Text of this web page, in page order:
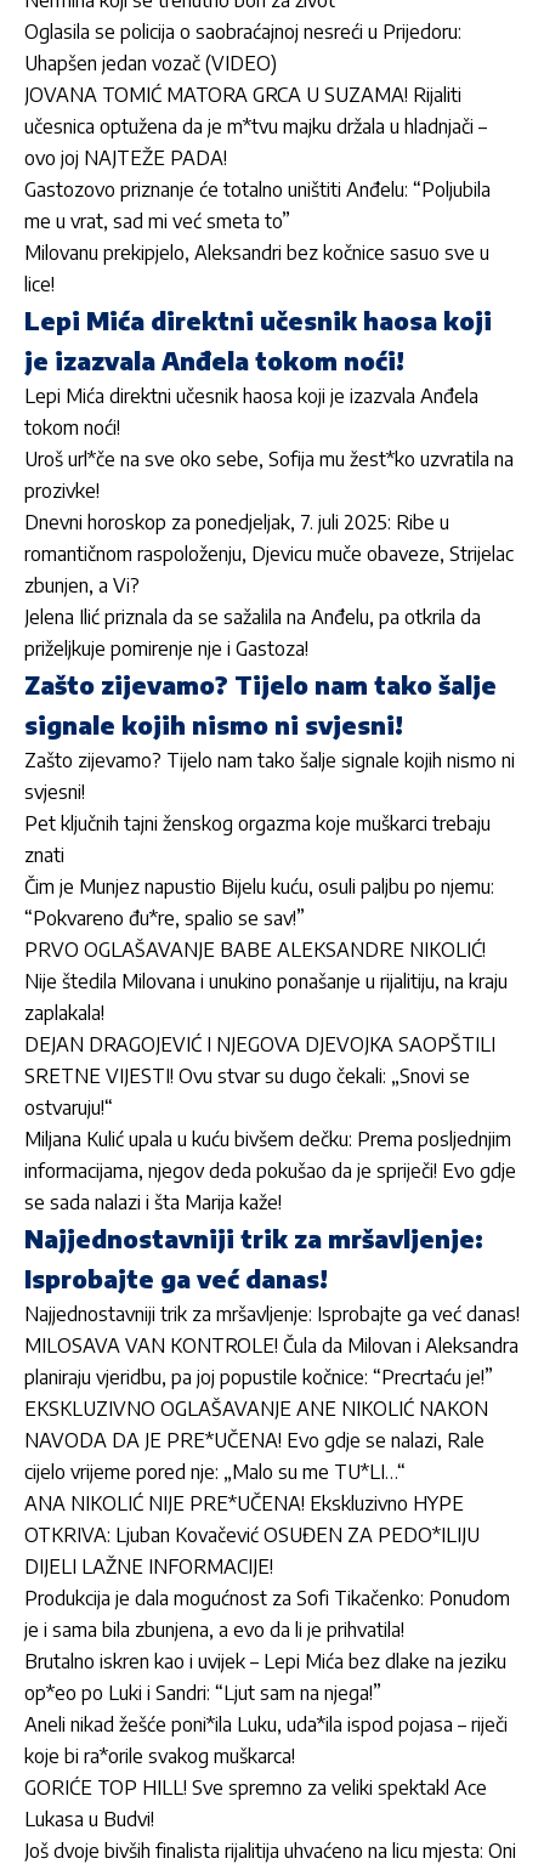
Oglasila se policija o saobraćajnoj nesreći u Prijedoru:
Uhapšen jedan vozač (VIDEO)
JOVANA TOMIĆ MATORA GRCA U SUZAMA! Rijaliti
učesnica optužena da je m*tvu majku držala u hladnjači –
ovo joj NAJTEŽE PADA!
Gastozovo priznanje će totalno uništiti Anđelu: “Poljubila
me u vrat, sad mi već smeta to”
Milovanu prekipjelo, Aleksandri bez kočnice sasuo sve u
lice!
Lepi Mića direktni učesnik haosa koji
je izazvala Anđela tokom noći!
Lepi Mića direktni učesnik haosa koji je izazvala Anđela
tokom noći!
Uroš url*če na sve oko sebe, Sofija mu žest*ko uzvratila na
prozivke!
Dnevni horoskop za ponedjeljak, 7. juli 2025: Ribe u
romantičnom raspoloženju, Djevicu muče obaveze, Strijelac
zbunjen, a Vi?
Jelena Ilić priznala da se sažalila na Anđelu, pa otkrila da
priželjkuje pomirenje nje i Gastoza!
Zašto zijevamo? Tijelo nam tako šalje
signale kojih nismo ni svjesni!
Zašto zijevamo? Tijelo nam tako šalje signale kojih nismo ni
svjesni!
Pet ključnih tajni ženskog orgazma koje muškarci trebaju
znati
Čim je Munjez napustio Bijelu kuću, osuli paljbu po njemu:
“Pokvareno đu*re, spalio se sav!”
PRVO OGLAŠAVANJE BABE ALEKSANDRE NIKOLIĆ!
Nije štedila Milovana i unukino ponašanje u rijalitiju, na kraju
zaplakala!
DEJAN DRAGOJEVIĆ I NJEGOVA DJEVOJKA SAOPŠTILI
SRETNE VIJESTI! Ovu stvar su dugo čekali: „Snovi se
ostvaruju!“
Miljana Kulić upala u kuću bivšem dečku: Prema posljednjim
informacijama, njegov deda pokušao da je spriječi! Evo gdje
se sada nalazi i šta Marija kaže!
Najjednostavniji trik za mršavljenje:
Isprobajte ga već danas!
Najjednostavniji trik za mršavljenje: Isprobajte ga već danas!
MILOSAVA VAN KONTROLE! Čula da Milovan i Aleksandra
planiraju vjeridbu, pa joj popustile kočnice: “Precrtaću je!”
EKSKLUZIVNO OGLAŠAVANJE ANE NIKOLIĆ NAKON
NAVODA DA JE PRE*UČENA! Evo gdje se nalazi, Rale
cijelo vrijeme pored nje: „Malo su me TU*LI…“
ANA NIKOLIĆ NIJE PRE*UČENA! Ekskluzivno HYPE
OTKRIVA: Ljuban Kovačević OSUĐEN ZA PEDO*ILIJU
DIJELI LAŽNE INFORMACIJE!
Produkcija je dala mogućnost za Sofi Tikačenko: Ponudom
je i sama bila zbunjena, a evo da li je prihvatila!
Brutalno iskren kao i uvijek – Lepi Mića bez dlake na jeziku
op*eo po Luki i Sandri: “Ljut sam na njega!”
Aneli nikad žešće poni*ila Luku, uda*ila ispod pojasa – riječi
koje bi ra*orile svakog muškarca!
GORIĆE TOP HILL! Sve spremno za veliki spektakl Ace
Lukasa u Budvi!
Još dvoje bivših finalista rijalitija uhvaćeno na licu mjesta: Oni